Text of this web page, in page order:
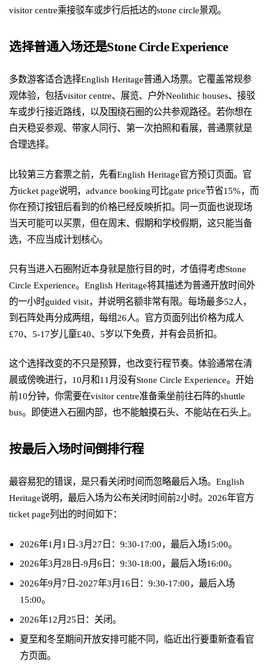
visitor centre乘接驳车或步行后抵达的stone circle景观。
选择普通入场还是Stone Circle Experience
多数游客适合选择English Heritage普通入场票。它覆盖常规参
观体验，包括visitor centre、展览、户外Neolithic houses、接驳
车或步行接近路线，以及围绕石圈的公共参观路径。若你想在
白天稳妥参观、带家人同行、第一次拍照和看展，普通票就是
合理选择。
比较第三方套票之前，先看English Heritage官方预订页面。官
方ticket page说明，advance booking可比gate price节省15%，而
你在预订按钮后看到的价格已经反映折扣。同一页面也说现场
当天可能可以买票，但在周末、假期和学校假期，这只能当备
选，不应当成计划核心。
只有当进入石圈附近本身就是旅行目的时，才值得考虑Stone
Circle Experience。English Heritage将其描述为普通开放时间外
的一小时guided visit，并说明名额非常有限。每场最多52人，
到石阵处再分成两组，每组26人。官方页面列出价格为成人
£70、5-17岁儿童£40、5岁以下免费，并有会员折扣。
这个选择改变的不只是预算，也改变行程节奏。体验通常在清
晨或傍晚进行，10月和11月没有Stone Circle Experience。开始
前10分钟，你需要在visitor centre准备乘坐前往石阵的shuttle
bus。即使进入石圈内部，也不能触摸石头、不能站在石头上。
按最后入场时间倒排行程
最容易犯的错误，是只看关闭时间而忽略最后入场。English
Heritage说明，最后入场为公布关闭时间前2小时。2026年官方
ticket page列出的时间如下：
2026年1月1日-3月27日：9:30-17:00，最后入场15:00。
2026年3月28日-9月6日：9:30-18:00，最后入场16:00。
2026年9月7日-2027年3月16日：9:30-17:00，最后入场
15:00。
2026年12月25日：关闭。
夏至和冬至期间开放安排可能不同，临近出行要重新查看官
方页面。